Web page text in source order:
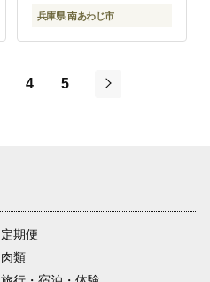
兵庫県 南あわじ市
4
5
定期便
肉類